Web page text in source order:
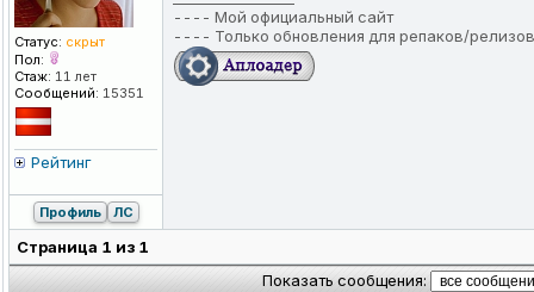
Статус: скрыт
Пол:
Стаж: 11 лет
Сообщений: 15351
Рейтинг
---- Мой официальный сайт
---- Только обновления для репаков/релизов
Профиль ЛС
Страница 1 из 1
Показать сообщения: